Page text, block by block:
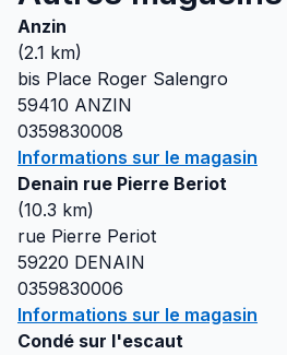
Anzin
(2.1 km)
bis Place Roger Salengro
59410 ANZIN
0359830008
Informations sur le magasin
Denain rue Pierre Beriot
(10.3 km)
rue Pierre Periot
59220 DENAIN
0359830006
Informations sur le magasin
Condé sur l'escaut